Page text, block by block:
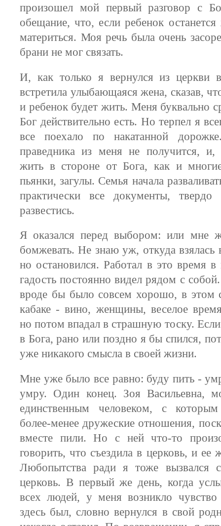
произошел мой первый разговор с
обещание, что, если ребенок
материться. Моя речь была очень
брани не мог связать.
И, как только я вернулся из церкви
встретила улыбающаяся жена, сказав,
и ребенок будет жить. Меня буквально
Бог действительно есть. Но терпел я
все поехало по накатанной
праведника из меня не получится, и,
жить в стороне от Бога, как и
пьянки, загулы. Семья начала
практически все документы,
развестись.
Я оказался перед выбором: или мне
бомжевать. Не знаю уж, откуда взялась
но остановился. Работал в это время
гадость постоянно видел рядом с
вроде бы было совсем хорошо, в этом
кабаке - вино, женщины, веселое
но потом впадал в страшную тоску.
в Бога, рано или поздно я бы спился,
уже никакого смысла в своей жизни.
Мне уже было все равно: буду пить -
умру. Один конец. Зоя Васильевна,
единственным человеком, с
более-менее дружеские отношения,
вместе пили. Но с ней что-то
говорить, что съездила в церковь, и ее
Любопытства ради я тоже вызвался
церковь. В первый же день, когда
всех людей, у меня возникло
здесь был, словно вернулся в свой